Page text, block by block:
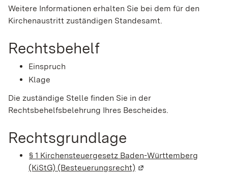
Weitere Informationen erhalten Sie bei dem für den
Kirchenaustritt zuständigen Standesamt.
Rechtsbehelf
Einspruch
Klage
Die zuständige Stelle finden Sie in der
Rechtsbehelfsbelehrung Ihres Bescheides.
Rechtsgrundlage
§ 1 Kirchensteuergesetz Baden-Württemberg
(KiStG) (Besteuerungsrecht) (Wird in einem neuen